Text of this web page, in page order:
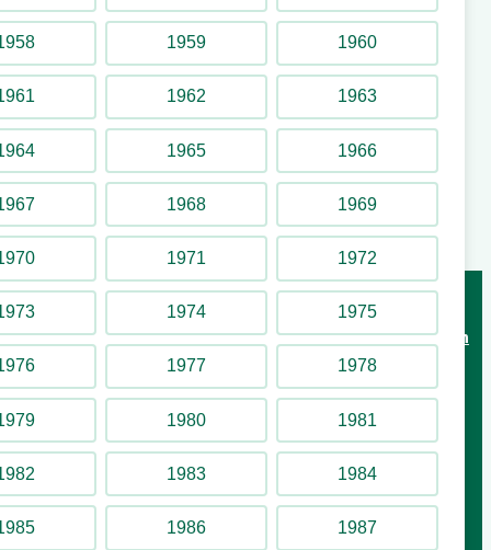
1959 1960
1962 1963
1965 1966
1968 1969
1971 1972
1974 1975
1977 1978
1980 1981
1983 1984
1986 1987
1966 – 1997
Trabant
1973
← Föregående1…891011 12Nästa →
AttraktionerUnderhållningÅr för årByggnader & områden
Lilla Allmänna Gränd 9, 115 21 Stockholm
Följ oss på sociala medier
Facebook
Instagram